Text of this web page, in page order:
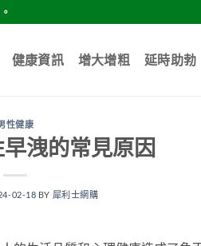
健康資訊 增大增粗 延時助勃
性健康
洩的常見原因
02-18 BY 犀利士網購